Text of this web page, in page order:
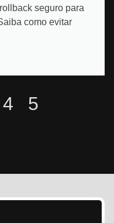
seguro para
como evitar
4 5